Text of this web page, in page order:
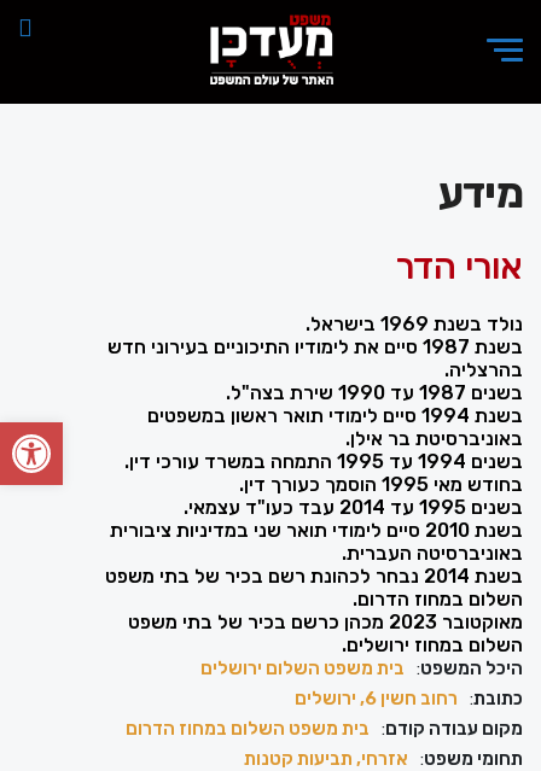
פתח
מידע
אורי הדר
נולד בשנת 1969 בישראל.
בשנת 1987 סיים את לימודיו התיכוניים בעירוני חדש
בהרצליה.
בשנים 1987 עד 1990 שירת בצה"ל.
בשנת 1994 סיים לימודי תואר ראשון במשפטים
באוניברסיטת בר אילן.
בשנים 1994 עד 1995 התמחה במשרד עורכי דין.
בחודש מאי 1995 הוסמך כעורך דין.
בשנים 1995 עד 2014 עבד כעו"ד עצמאי.
בשנת 2010 סיים לימודי תואר שני במדיניות ציבורית
באוניברסיטה העברית.
בשנת 2014 נבחר לכהונת רשם בכיר של בתי משפט
השלום במחוז הדרום.
מאוקטובר 2023 מכהן כרשם בכיר של בתי משפט
השלום במחוז ירושלים.
היכל המשפט:
בית משפט השלום ירושלים
כתובת:
רחוב חשין 6, ירושלים
מקום עבודה קודם:
בית משפט השלום במחוז הדרום
תחומי משפט:
אזרחי, תביעות קטנות